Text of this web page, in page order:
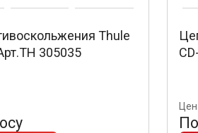
Thule
305035